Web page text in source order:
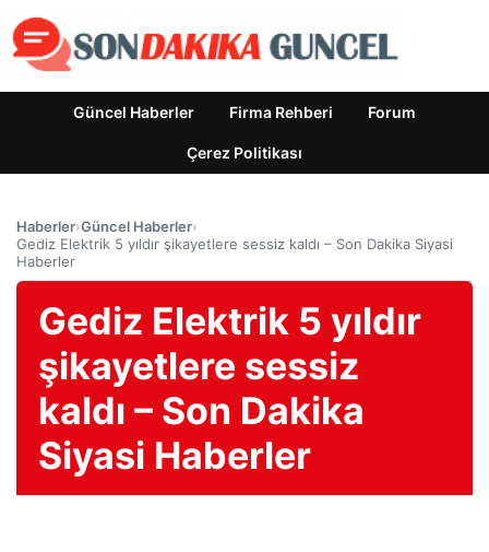
Güncel Haberler Firma Rehberi Forum
Çerez Politikası
Haberler›Güncel Haberler›
Gediz Elektrik 5 yıldır şikayetlere sessiz kaldı – Son Dakika Siyasi
Haberler
Gediz Elektrik 5 yıldır
şikayetlere sessiz
kaldı – Son Dakika
Siyasi Haberler